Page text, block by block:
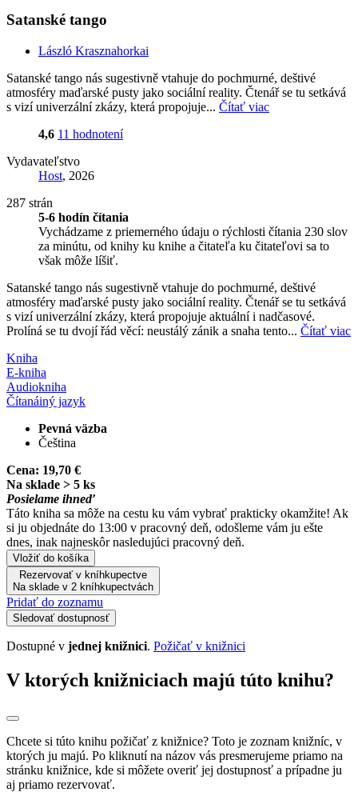
Satanské tango
László Krasznahorkai
Satanské tango nás sugestivně vtahuje do pochmurné, deštivé
atmosféry maďarské pusty jako sociální reality. Čtenář se tu setkává
s vizí univerzální zkázy, která propojuje... Čítať viac
4,6 11 hodnotení
Vydavateľstvo
Host, 2026
287 strán
5-6 hodín čítania
Vychádzame z priemerného údaju o rýchlosti čítania 230 slov
za minútu, od knihy ku knihe a čitateľa ku čitateľovi sa to
však môže líšiť.
Satanské tango nás sugestivně vtahuje do pochmurné, deštivé
atmosféry maďarské pusty jako sociální reality. Čtenář se tu setkává
s vizí univerzální zkázy, která propojuje aktuální i nadčasové.
Prolíná se tu dvojí řád věcí: neustálý zánik a snaha tento... Čítať viac
Kniha
E-kniha
Audiokniha
Čítanáiný jazyk
Pevná väzba
Čeština
Cena: 19,70 €
Na sklade > 5 ks
Posielame ihneď
Táto kniha sa môže na cestu ku vám vybrať prakticky okamžite! Ak
si ju objednáte do 13:00 v pracovný deň, odošleme vám ju ešte
dnes, inak najneskôr nasledujúci pracovný deň.
Vložiť do košíka
Rezervovať v kníhkupectve
Na sklade v 2 kníhkupectvách
Pridať do zoznamu
Sledovať dostupnosť
Dostupné v jednej knižnici. Požičať v knižnici
V ktorých knižniciach majú túto knihu?
Chcete si túto knihu požičať z knižnice? Toto je zoznam knižníc, v
ktorých ju majú. Po kliknutí na názov vás presmerujeme priamo na
stránku knižnice, kde si môžete overiť jej dostupnosť a prípadne ju
aj priamo rezervovať.